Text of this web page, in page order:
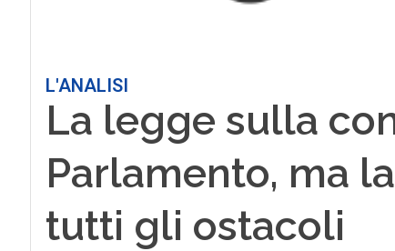
L'ANALISI
La legge sulla
Parlamento, ma
tutti gli ostacoli